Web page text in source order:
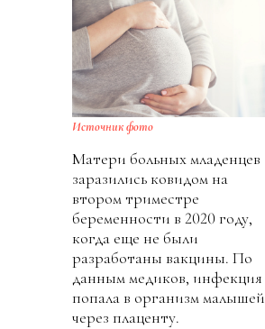
Источник фото
Матери больных младенцев
заразились ковидом на
втором триместре
беременности в 2020 году,
когда еще не были
разработаны вакцины. По
данным медиков, инфекция
попала в организм малышей
через плаценту.